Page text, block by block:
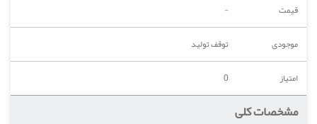
قیمت
-
موجودی
توقف تولید
امتیاز
0
مشخصات کلی